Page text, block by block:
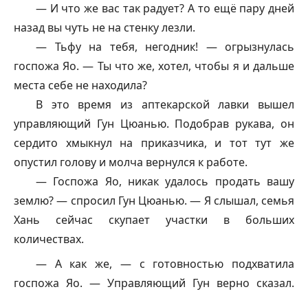
— И что же вас так радует? А то ещё пару дней
назад вы чуть не на стенку лезли.
— Тьфу на тебя, негодник! — огрызнулась
госпожа Яо. — Ты что же, хотел, чтобы я и дальше
места себе не находила?
В это время из аптекарской лавки вышел
управляющий Гун Цюанью. Подобрав рукава, он
сердито хмыкнул на приказчика, и тот тут же
опустил голову и молча вернулся к работе.
— Госпожа Яо, никак удалось продать вашу
землю? — спросил Гун Цюанью. — Я слышал, семья
Хань сейчас скупает участки в больших
количествах.
— А как же, — с готовностью подхватила
госпожа Яо. — Управляющий Гун верно сказал.